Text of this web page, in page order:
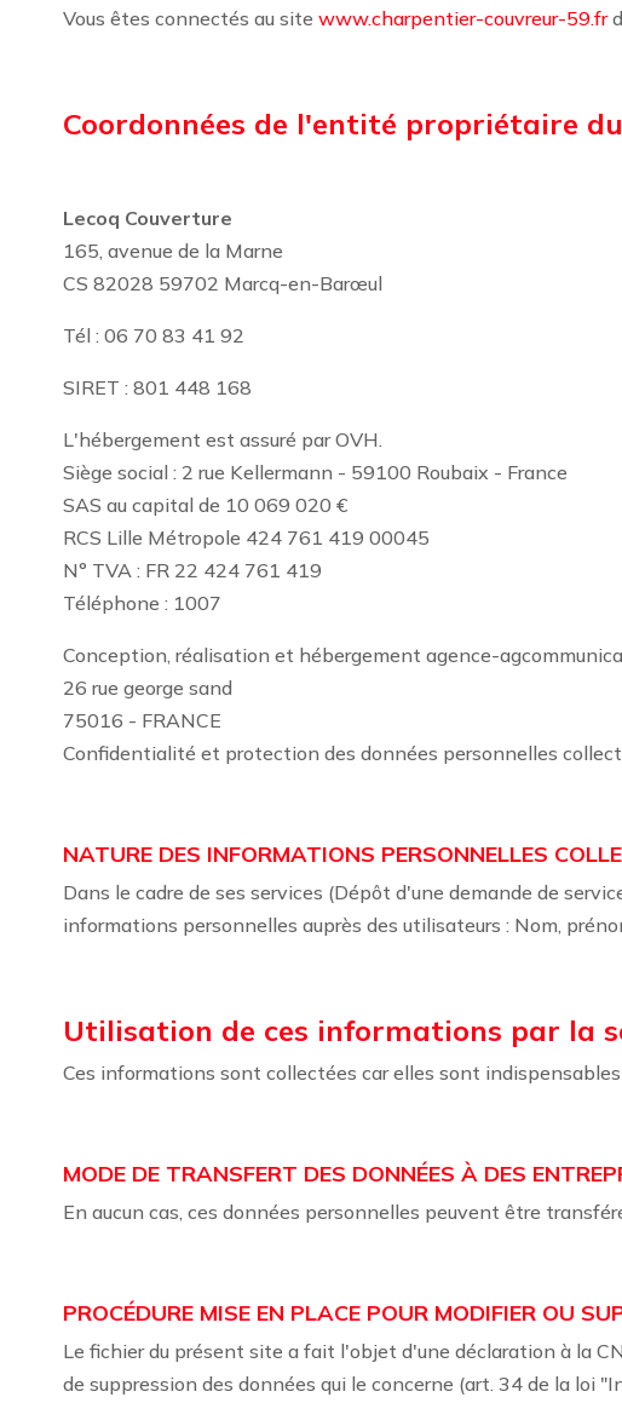
Vous êtes connectés au site www.charpentier-couvreur-59.fr
Coordonnées de l'entité propriétaire
Lecoq Couverture
165, avenue de la Marne
CS 82028 59702 Marcq-en-Barœul
Tél : 06 70 83 41 92
SIRET : 801 448 168
L'hébergement est assuré par OVH.
Siège social : 2 rue Kellermann - 59100 Roubaix - France
SAS au capital de 10 069 020 €
RCS Lille Métropole 424 761 419 00045
N° TVA : FR 22 424 761 419
Téléphone : 1007
Conception, réalisation et hébergement agence-
26 rue george sand
75016 - FRANCE
Confidentialité et protection des données personnelles
NATURE DES INFORMATIONS PERSONNELLES
Dans le cadre de ses services (Dépôt d'une demande de
informations personnelles auprès des utilisateurs : Nom,
Utilisation de ces informations par la
Ces informations sont collectées car elles sont
MODE DE TRANSFERT DES DONNÉES À DES
En aucun cas, ces données personnelles peuvent être
PROCÉDURE MISE EN PLACE POUR MODIFIER OU
Le fichier du présent site a fait l'objet d'une déclaration à la
de suppression des données qui le concerne (art. 34 de la loi